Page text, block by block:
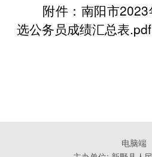
附件： 南阳市
选公务员成绩汇总表.pdf
电脑端